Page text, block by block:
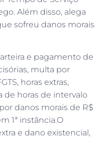
Além disso, alega
sofreu danos morais
e pagamento de
multa por
horas extras,
de horas de intervalo
danos morais de R$
1ª instância.O
e dano existencial,